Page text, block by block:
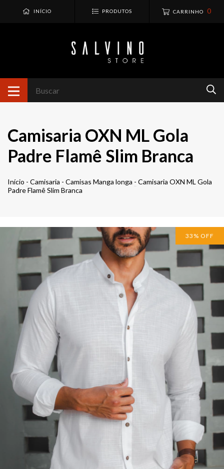
INÍCIO PRODUTOS CARRINHO 0
Camisaria OXN ML Gola
Padre Flamê Slim Branca
Início - Camisaria - Camisas Manga longa - Camisaria OXN ML Gola
Padre Flamê Slim Branca
33 % OFF